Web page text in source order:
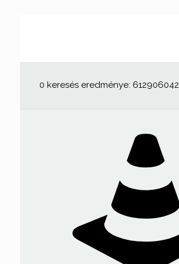
0 keresés eredménye: 612906042